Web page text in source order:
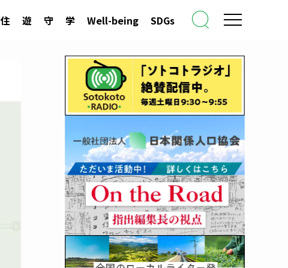
住 遊 守 学 Well-being SDGs